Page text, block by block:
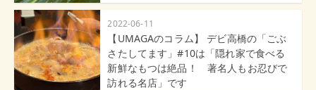
2022-06-11
【UMAGAのコラム】 デビ高橋の「ごぶ
さたしてます」#10は「隠れ家で食べる
新鮮なもつは絶品！ 著名人もお忍びで
訪れる名店」です